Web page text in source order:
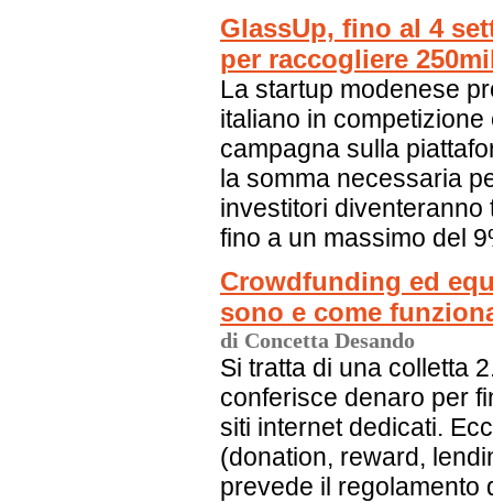
GlassUp, fino al 4
per raccogliere
La startup modenese
italiano in
campagna sulla
la somma necessaria
investitori
fino a un massimo del
Crowdfunding ed
sono e come
di Concetta Desando
Si tratta di una colletta
conferisce denaro per
siti internet dedicati.
(donation, reward,
prevede il regolamento